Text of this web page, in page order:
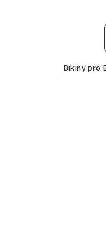
Bikiny pro